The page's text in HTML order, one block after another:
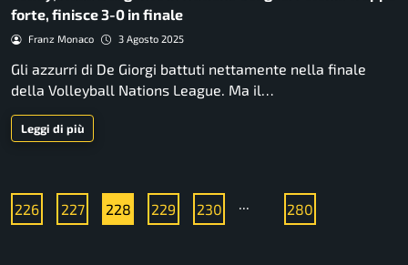
forte, finisce 3-0 in finale
Franz Monaco 3 Agosto 2025
Gli azzurri di De Giorgi battuti nettamente nella finale
della Volleyball Nations League. Ma il…
Leggi di più
226 227 228 229 230 280